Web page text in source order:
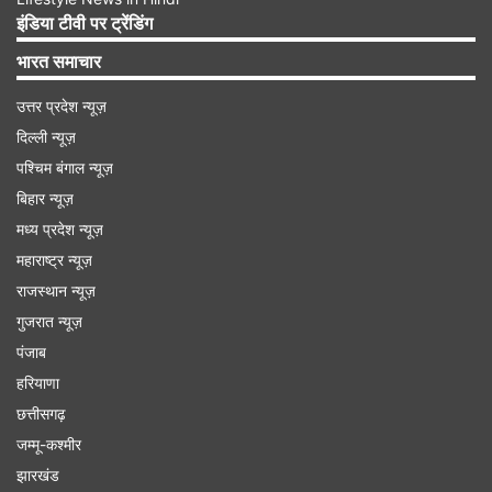
गैस पर करें गर्म: स्टील की छन्नी को साफ करने के लिए गैस
पर गर्म करने का तरीका प्रभावी है। सबसे पहले स्टील की
छन्नी को गैस की आंच पर जाली वाली तरफ से हल्का गरम
करें, जब तक कि पत्तियां जलकर निकलने न लगें। उसके
बाद गैस बंद कर दें, ठंडा होने दें और स्क्रबर से हल्के हाथ
इंडिया टीवी पर ट्रेंडिंग
भारत समाचार
उत्तर प्रदेश न्यूज़
दिल्ली न्यूज़
पश्चिम बंगाल न्यूज़
बिहार न्यूज़
मध्य प्रदेश न्यूज़
महाराष्ट्र न्यूज़
राजस्थान न्यूज़
गुजरात न्यूज़
पंजाब
हरियाणा
छत्तीसगढ़
जम्मू-कश्मीर
झारखंड